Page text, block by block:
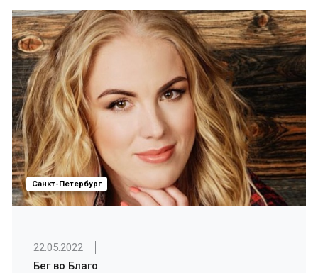
Санкт-Петербург
22.05.2022
Бег во Благо